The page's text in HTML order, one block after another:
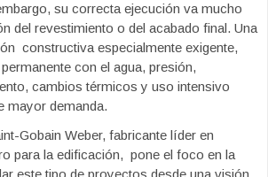
su correcta ejecución va mucho
del revestimiento o del acabado final. Una
constructiva especialmente exigente,
con el agua, presión,
cambios térmicos y uso intensivo
mayor demanda.
Gobain Weber, fabricante líder en
para la edificación, pone el foco en la